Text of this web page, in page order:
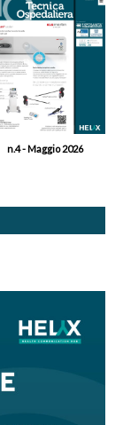
n.4 - Maggio 2026